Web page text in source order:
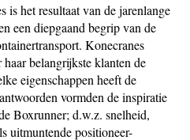
is het resultaat van de jarenlange
een diepgaand begrip van de
Konecranes
belangrijkste klanten de
eigenschappen heeft de
vormden de inspiratie
Boxrunner; d.w.z. snelheid,
uitmuntende positioneer-